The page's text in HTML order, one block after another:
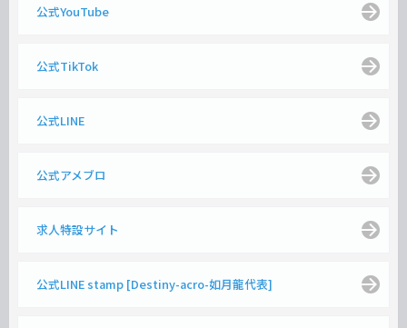
公式YouTube
公式TikTok
公式LINE
公式アメブロ
求人特設サイト
公式LINE stamp [Destiny-acro-如月龍代表]